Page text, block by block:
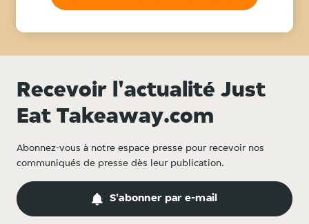
Recevoir l'actualité Just
Eat Takeaway.com
Abonnez-vous à notre espace presse pour recevoir nos
communiqués de presse dès leur publication.
S'abonner par e-mail